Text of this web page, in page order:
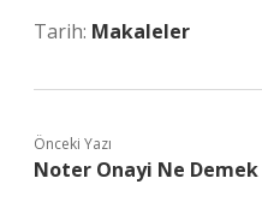
Tarih: Makaleler
Önceki Yazı
Noter Onayi Ne Demek